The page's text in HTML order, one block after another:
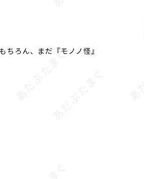
ろん、まだ『モノノ怪』